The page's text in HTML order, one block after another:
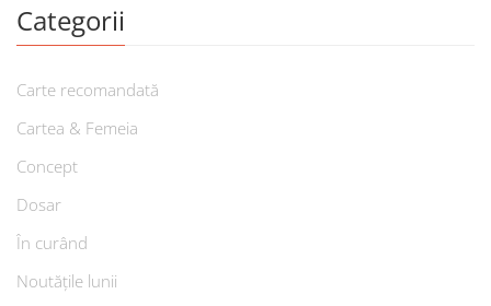
Categorii
Carte recomandată
Cartea & Femeia
Concept
Dosar
În curând
Noutățile lunii